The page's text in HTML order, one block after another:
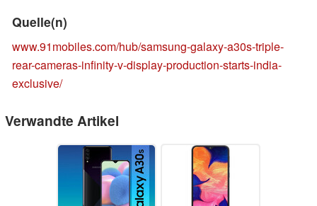
Quelle(n)
www.91mobiles.com/hub/samsung-galaxy-a30s-triple-
rear-cameras-infinity-v-display-production-starts-india-
exclusive/
Verwandte Artikel